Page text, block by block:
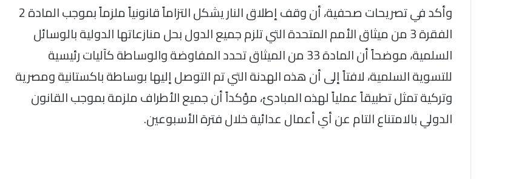
وأكد في تصريحات صحفية، أن وقف إطلاق النار يشكل التزاماً قانونياً ملزماً بموجب المادة 2
الفقرة 3 من ميثاق الأمم المتحدة التي تلزم جميع الدول بحل منازعاتها الدولية بالوسائل
السلمية، موضحاً أن المادة 33 من الميثاق تحدد المفاوضة والوساطة كآليات رئيسية
للتسوية السلمية، لافتاً إلى أن هذه الهدنة التي تم التوصل إليها بوساطة باكستانية ومصرية
وتركية تمثل تطبيقاً عملياً لهذه المبادئ، مؤكداً أن جميع الأطراف ملزمة بموجب القانون
الدولي بالامتناع التام عن أي أعمال عدائية خلال فترة الأسبوعين.